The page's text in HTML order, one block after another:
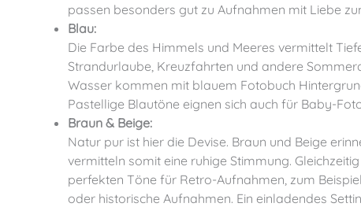
passen besonders gut zu Aufnahmen mit Liebe
Blau:
Die Farbe des Himmels und Meeres vermittelt
Strandurlaube, Kreuzfahrten und andere
Wasser kommen mit blauem Fotobuch
Pastellige Blautöne eignen sich auch für Baby-
Braun & Beige:
Natur pur ist hier die Devise. Braun und Beige
vermitteln somit eine ruhige Stimmung.
perfekten Töne für Retro-Aufnahmen, zum
oder historische Aufnahmen. Ein einladendes